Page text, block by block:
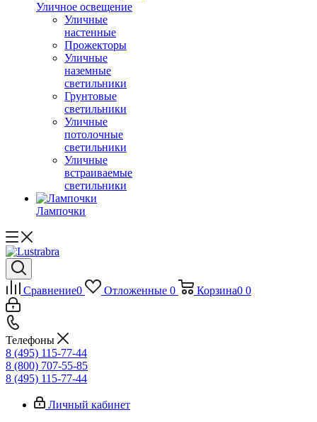
Уличное освещение
Уличные
настенные
Прожекторы
Уличные
наземные
светильники
Грунтовые
светильники
Уличные
потолочные
светильники
Уличные
встраиваемые
светильники
Лампочки
Сравнение0 Отложенные 0 Корзина0 0
Телефоны
8 (495) 115-77-44
8 (800) 707-55-85
8 (495) 115-77-44
Личный кабинет